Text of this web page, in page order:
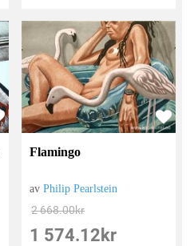
Flamingo
avPhilip Pearlstein
2 668.00kr
1 574.12 kr